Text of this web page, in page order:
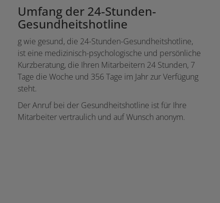
Umfang der 24-Stunden-
Gesundheitshotline
g wie gesund, die 24-Stunden-Gesundheitshotline,
ist eine medizinisch-psychologische und persönliche
Kurzberatung, die Ihren Mitarbeitern 24 Stunden, 7
Tage die Woche und 356 Tage im Jahr zur Verfügung
steht.
Der Anruf bei der Gesundheitshotline ist für Ihre
Mitarbeiter vertraulich und auf Wunsch anonym.